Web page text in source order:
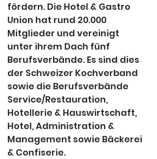
fördern. Die Hotel & Gastro
Union hat rund 20.000
Mitglieder und vereinigt
unter ihrem Dach fünf
Berufsverbände. Es sind dies
der Schweizer Kochverband
sowie die Berufsverbände
Service/Restauration,
Hotellerie & Hauswirtschaft,
Hotel, Administration &
Management sowie Bäckerei
& Confiserie.